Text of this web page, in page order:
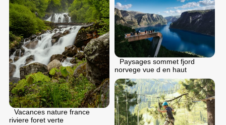
Vacances nature france
riviere foret verte
Paysages sommet fjord
norvege vue d en haut